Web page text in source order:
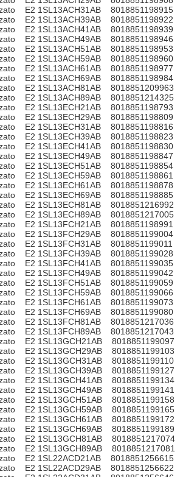
E2 1SL13ACH31AB 8018851198915
E2 1SL13ACH39AB 8018851198922
E2 1SL13ACH41AB 8018851198939
E2 1SL13ACH49AB 8018851198946
E2 1SL13ACH51AB 8018851198953
E2 1SL13ACH59AB 8018851198960
E2 1SL13ACH61AB 8018851198977
E2 1SL13ACH69AB 8018851198984
E2 1SL13ACH81AB 8018851209963
E2 1SL13ACH89AB 8018851214325
E2 1SL13ECH21AB 8018851198793
E2 1SL13ECH29AB 8018851198809
E2 1SL13ECH31AB 8018851198816
E2 1SL13ECH39AB 8018851198823
E2 1SL13ECH41AB 8018851198830
E2 1SL13ECH49AB 8018851198847
E2 1SL13ECH51AB 8018851198854
E2 1SL13ECH59AB 8018851198861
E2 1SL13ECH61AB 8018851198878
E2 1SL13ECH69AB 8018851198885
E2 1SL13ECH81AB 8018851216992
E2 1SL13ECH89AB 8018851217005
E2 1SL13FCH21AB 8018851198991
E2 1SL13FCH29AB 8018851199004
E2 1SL13FCH31AB 8018851199011
E2 1SL13FCH39AB 8018851199028
E2 1SL13FCH41AB 8018851199035
E2 1SL13FCH49AB 8018851199042
E2 1SL13FCH51AB 8018851199059
E2 1SL13FCH59AB 8018851199066
E2 1SL13FCH61AB 8018851199073
E2 1SL13FCH69AB 8018851199080
E2 1SL13FCH81AB 8018851217036
E2 1SL13FCH89AB 8018851217043
E2 1SL13GCH21AB 8018851199097
E2 1SL13GCH29AB 8018851199103
E2 1SL13GCH31AB 8018851199110
E2 1SL13GCH39AB 8018851199127
E2 1SL13GCH41AB 8018851199134
E2 1SL13GCH49AB 8018851199141
E2 1SL13GCH51AB 8018851199158
E2 1SL13GCH59AB 8018851199165
E2 1SL13GCH61AB 8018851199172
E2 1SL13GCH69AB 8018851199189
E2 1SL13GCH81AB 8018851217074
E2 1SL13GCH89AB 8018851217081
E2 1SL22ACD21AB 8018851256615
E2 1SL22ACD29AB 8018851256622